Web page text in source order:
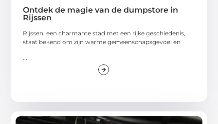
Ontdek de magie van de dumpstore in
Rijssen
Rijssen, een charmante stad met een rijke geschiedenis,
staat bekend om zijn warme gemeenschapsgevoel en
...